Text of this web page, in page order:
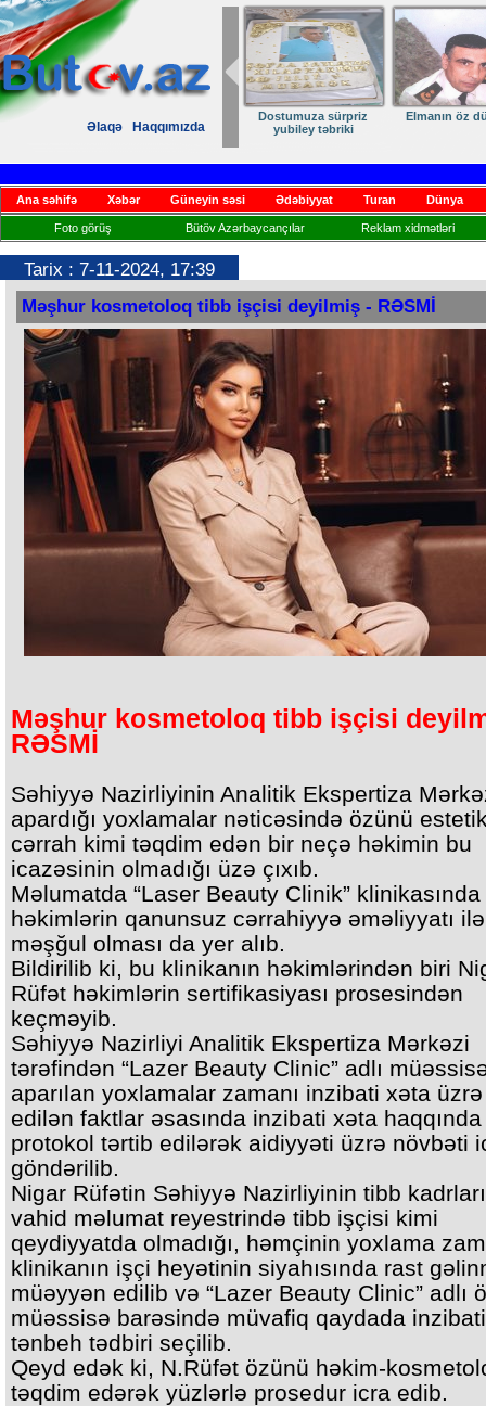
Əlaqə Haqqımızda
Dostumuza sürpriz
yubiley təbriki
Elmanın öz
Ana səhifə Xəbər Güneyin səsi Ədəbiyyat Turan Dünya
Foto görüş Bütöv Azərbaycançılar Reklam xidmətləri
Tarix : 7-11-2024, 17:39
Məşhur kosmetoloq tibb işçisi deyilmiş - RƏSMİ
Məşhur kosmetoloq tibb işçisi
RƏSMİ
Səhiyyə Nazirliyinin Analitik Ekspertiza
apardığı yoxlamalar nəticəsində özünü
cərrah kimi təqdim edən bir neçə həkimin bu
icazəsinin olmadığı üzə çıxıb.
Məlumatda “Laser Beauty Clinik” klinikasında
həkimlərin qanunsuz cərrahiyyə əməliyyatı ilə
məşğul olması da yer alıb.
Bildirilib ki, bu klinikanın həkimlərindən biri
Rüfət həkimlərin sertifikasiyası prosesindən
keçməyib.
Səhiyyə Nazirliyi Analitik Ekspertiza Mərkəzi
tərəfindən “Lazer Beauty Clinic” adlı
aparılan yoxlamalar zamanı inzibati xəta
edilən faktlar əsasında inzibati xəta haqqında
protokol tərtib edilərək aidiyyəti üzrə növbəti
göndərilib.
Nigar Rüfətin Səhiyyə Nazirliyinin tibb
vahid məlumat reyestrində tibb işçisi kimi
qeydiyyatda olmadığı, həmçinin yoxlama
klinikanın işçi heyətinin siyahısında rast
müəyyən edilib və “Lazer Beauty Clinic” adlı
müəssisə barəsində müvafiq qaydada inzibati
tənbeh tədbiri seçilib.
Qeyd edək ki, N.Rüfət özünü həkim-
təqdim edərək yüzlərlə prosedur icra edib.